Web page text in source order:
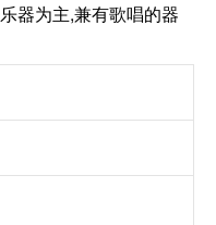
器为主,兼有歌唱的器